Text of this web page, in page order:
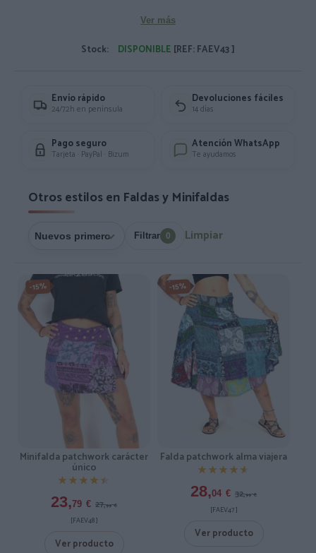
Ver más
Stock: DISPONIBLE [REF: FAEV43 ]
Envío rápido
24/72h en península
Devoluciones fáciles
14 días
Pago seguro
Tarjeta · PayPal · Bizum
Atención WhatsApp
Te ayudamos
Otros estilos en Faldas y Minifaldas
Filtrar 0 Limpiar
-15%
Minifalda patchwork carácter
único
★★★★★
★★★★★
23,79 € 27,99 €
[FAEV48 ]
Ver producto
-15%
Falda patchwork alma viajera
★★★★★
★★★★★
28,04 € 32,99 €
[FAEV47 ]
Ver producto